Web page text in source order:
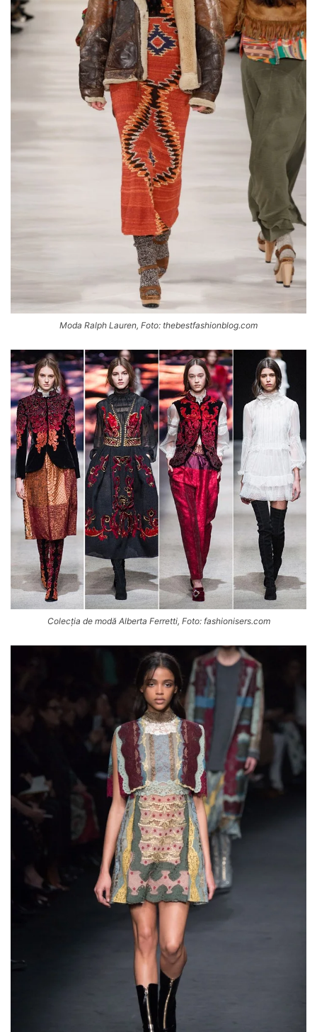
Moda Ralph Lauren, Foto: thebestfashionblog.com
Colecția de modă Alberta Ferretti, Foto: fashionisers.com